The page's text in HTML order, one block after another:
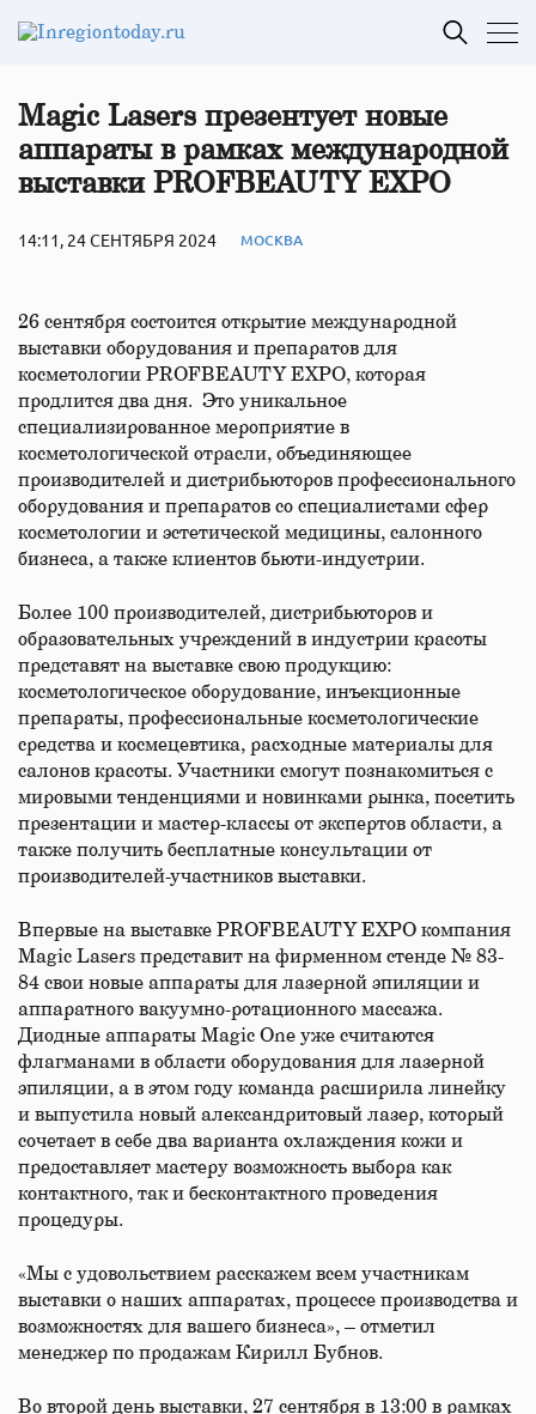
Magic Lasers презентует новые
аппараты в рамках международной
выставки PROFBEAUTY EXPO
14:11, 24 СЕНТЯБРЯ 2024 МОСКВА
26 сентября состоится открытие международной
выставки оборудования и препаратов для
косметологии PROFBEAUTY EXPO, которая
продлится два дня. Это уникальное
специализированное мероприятие в
косметологической отрасли, объединяющее
производителей и дистрибьюторов профессионального
оборудования и препаратов со специалистами сфер
косметологии и эстетической медицины, салонного
бизнеса, а также клиентов бьюти-индустрии.
Более 100 производителей, дистрибьюторов и
образовательных учреждений в индустрии красоты
представят на выставке свою продукцию:
косметологическое оборудование, инъекционные
препараты, профессиональные косметологические
средства и космецевтика, расходные материалы для
салонов красоты. Участники смогут познакомиться с
мировыми тенденциями и новинками рынка, посетить
презентации и мастер-классы от экспертов области, а
также получить бесплатные консультации от
производителей-участников выставки.
Впервые на выставке PROFBEAUTY EXPO компания
Magic Lasers представит на фирменном стенде № 83-
84 свои новые аппараты для лазерной эпиляции и
аппаратного вакуумно-ротационного массажа.
Диодные аппараты Magic One уже считаются
флагманами в области оборудования для лазерной
эпиляции, а в этом году команда расширила линейку
и выпустила новый александритовый лазер, который
сочетает в себе два варианта охлаждения кожи и
предоставляет мастеру возможность выбора как
контактного, так и бесконтактного проведения
процедуры.
«Мы с удовольствием расскажем всем участникам
выставки о наших аппаратах, процессе производства и
возможностях для вашего бизнеса», – отметил
менеджер по продажам Кирилл Бубнов.
Во второй день выставки, 27 сентября в 13:00 в рамках